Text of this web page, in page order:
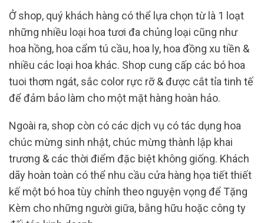
Ở shop, quý khách hàng có thể lựa chọn từ là 1 loạt
những nhiều loại hoa tươi đa chủng loại cũng như
hoa hồng, hoa cẩm tú cầu, hoa ly, hoa đồng xu tiền &
nhiều các loại hoa khác. Shop cung cấp các bó hoa
tuoi thơm ngát, sắc color rực rỡ & được cắt tỉa tinh tế
để đảm bảo làm cho một mặt hàng hoàn hảo.
Ngoài ra, shop còn có các dịch vụ có tác dụng hoa
chúc mừng sinh nhật, chúc mừng thành lập khai
trương & các thời điểm đặc biệt không giống. Khách
dãy hoàn toàn có thể nhu cầu cửa hàng họa tiết thiết
kế một bó hoa tùy chỉnh theo nguyện vọng để Tặng
Kèm cho những người giữa, bằng hữu hoặc công ty